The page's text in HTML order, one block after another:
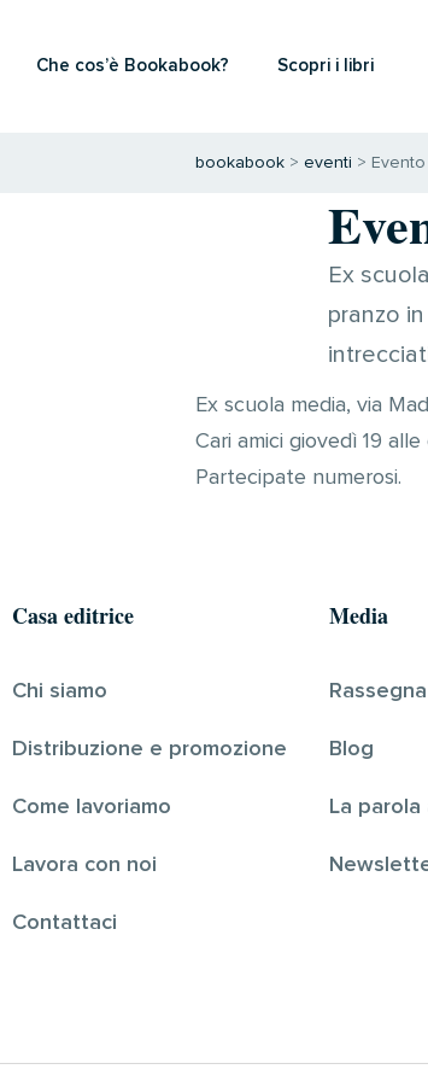
Che cos’è Bookabook? Scopri i libri
bookabook > eventi > Evento
Ex
pranzo
Ex scuola media, via
Cari amici giovedì 19
Partecipate numerosi.
Casa editrice
Chi siamo
Distribuzione e promozione
Come lavoriamo
Lavora con noi
Contattaci
Media
Blog
La